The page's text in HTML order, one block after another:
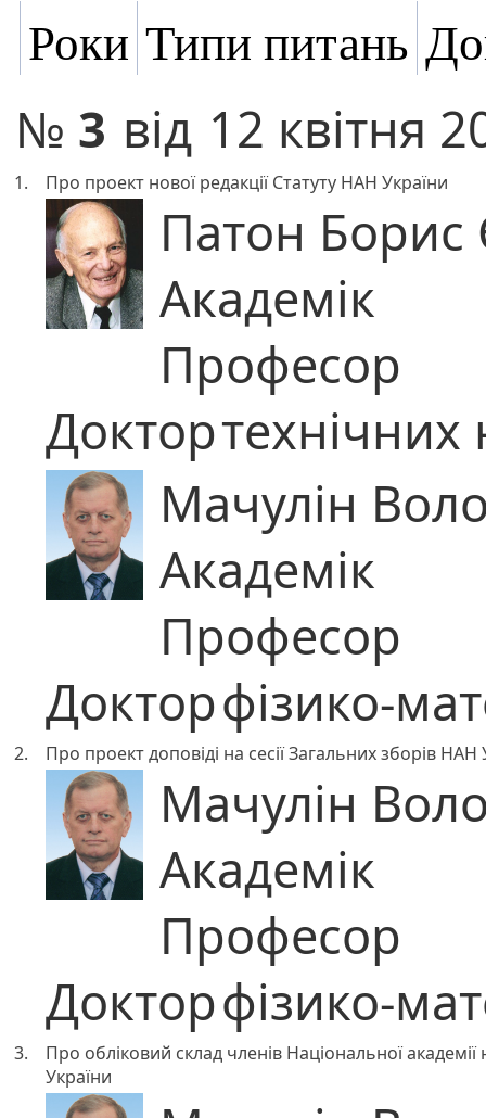
Роки Типи питань
№ 3 від 12 квітня
1. Про проект нової редакції Статуту НАН України
Патон Борис
Академік
Професор
Доктортехнічних
Мачулін
Академік
Професор
Докторфізико-
2. Про проект доповіді на сесії Загальних зборів НАН
Мачулін
Академік
Професор
Докторфізико-
3.
Про обліковий склад членів Національної
України